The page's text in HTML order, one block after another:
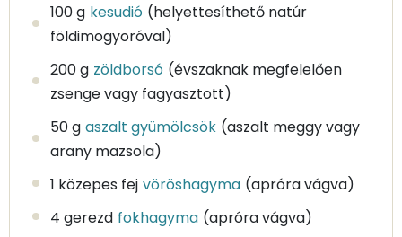
100 g kesudió (helyettesíthető natúr
földimogyoróval)
200 g zöldborsó (évszaknak megfelelően
zsenge vagy fagyasztott)
50 g aszalt gyümölcsök (aszalt meggy vagy
arany mazsola)
1 közepes fej vöröshagyma (apróra vágva)
4 gerezd fokhagyma (apróra vágva)